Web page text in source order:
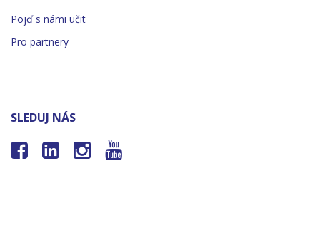
Pojď s námi učit
Pro partnery
SLEDUJ NÁS
   